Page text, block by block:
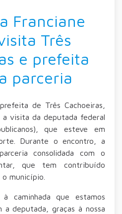
Franciane
Três
e prefeita
parceria
de Três Cachoeiras,
a visita da deputada federal
que esteve em
Durante o encontro, a
consolidada com o
que tem contribuído
município.
caminhada que estamos
deputada, graças à nossa